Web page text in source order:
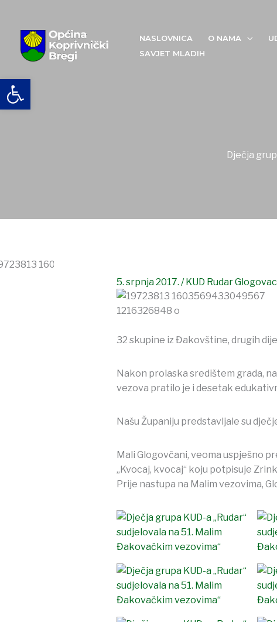
Open toolbar
content
NASLOVNICA O NAMA
SAVJET MLADIH
Dječja
5. srpnja 2017. /KUD Rudar Glogovac
32 skupine iz Đakovštine, drugih
Nakon prolaska središtem grada,
vezova pratilo je i desetak
Našu Županiju predstavljale su
Mali Glogovčani, veoma uspješno
„Kvocaj, kvocaj“ koju potpisuje
Prije nastupa na Malim vezovima,